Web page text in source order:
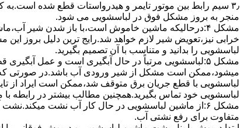
۳٫ ﺳﯿﻢ راﺑﻂ ﺑﯿﻦ ﻣﻮﺗﻮر ﺗﺎﯾﻤﺮ و ﻫﯿﺪرواﺳﺘﺎت ﻗﻄﻊ ﺷﺪه
ﻣﻨﺠﺮ ﺑﻪ ﺑﺮوز مشکل ﻓﻮق در لباسشویی می شود.
مشکل ۴:درحالیکه ﻣﺎﺷﯿﻦ ﺧﺎﻣﻮش اﺳﺖ،ﺑﺎ ﺑﺎز ﺷﺪن ﺷﯿﺮ
خرابی نیز،تعویض شیر لازم خواهد شد.رایج ترین دلیل بروز
لباسشویی را بدانید و متناسب با آن تصمیم بگیرید.
مشکل ۵:لباسشویی مرتباً در ﺣﺎل آﺑﮕﯿﺮی اﺳﺖ و ﻋﻤﻞ
میشود،ممکن است مشکل از شیر ورودی آب باشد.در صورتی که
لباسشویی با قطع جریان برق متوقف شد،ممکن است ایراد از
لباسشویی خود تماس بگیرید.همچنین مطالب بیشتر در رابطه با
مشکل ۶:از ﻣﺎﺷﯿﻦ لباسشویی در ﺣﺎل ﮐﺎر آب ﻧﺸﺖ
متفاوت برای رفع نشتی آب.